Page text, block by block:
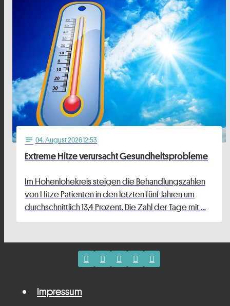
notes 04. August 2026 12:53
Extreme Hitze verursacht Gesundheitsprobleme
Im Hohenlohekreis steigen die Behandlungszahlen
von Hitze Patienten in den letzten fünf Jahren um
durchschnittlich 13,4 Prozent. Die Zahl der Tage mit …
Impressum